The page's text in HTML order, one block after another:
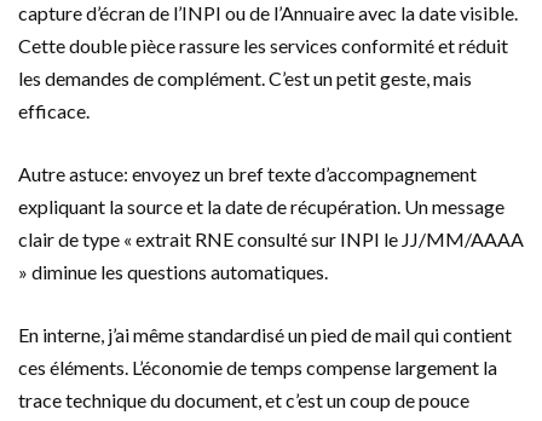
capture d’écran de l’INPI ou de l’Annuaire avec la date visible.
Cette double pièce rassure les services conformité et réduit
les demandes de complément. C’est un petit geste, mais
efficace.
Autre astuce: envoyez un bref texte d’accompagnement
expliquant la source et la date de récupération. Un message
clair de type « extrait RNE consulté sur INPI le JJ/MM/AAAA
» diminue les questions automatiques.
En interne, j’ai même standardisé un pied de mail qui contient
ces éléments. L’économie de temps compense largement la
trace technique du document, et c’est un coup de pouce